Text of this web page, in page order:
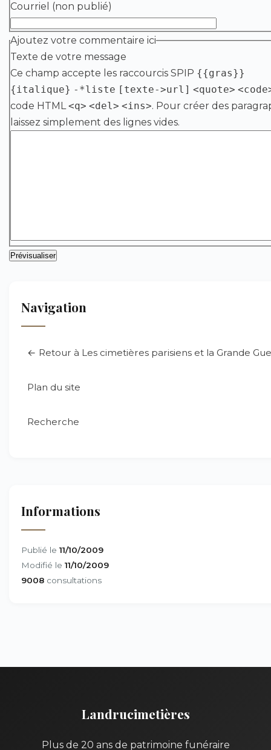
Courriel (non publié)
Ajoutez votre commentaire ici
Texte de votre message
Ce champ accepte les raccourcis SPIP {{gras}}
{italique} -*liste [texte->url] <quote>
code HTML<q> <del> <ins>. Pour créer des
laissez simplement des lignes vides.
Navigation
← Retour à Les cimetières parisiens et la Grande
Plan du site
Recherche
Informations
Publié le 11/10/2009
Modifié le 11/10/2009
9008 consultations
Landrucimetières
Plus de 20 ans de patrimoine funéraire